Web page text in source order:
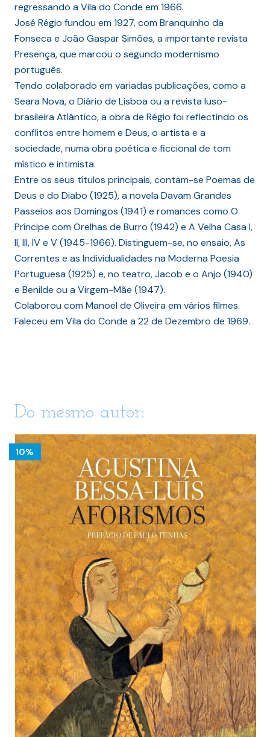
regressando a Vila do Conde em 1966.
José Régio fundou em 1927, com Branquinho da
Fonseca e João Gaspar Simões, a importante revista
Presença, que marcou o segundo modernismo
português.
Tendo colaborado em variadas publicações, como a
Seara Nova, o Diário de Lisboa ou a revista luso-
brasileira Atlântico, a obra de Régio foi reflectindo os
conflitos entre homem e Deus, o artista e a
sociedade, numa obra poética e ficcional de tom
místico e intimista.
Entre os seus títulos principais, contam-se Poemas de
Deus e do Diabo (1925), a novela Davam Grandes
Passeios aos Domingos (1941) e romances como O
Príncipe com Orelhas de Burro (1942) e A Velha Casa I,
II, III, IV e V (1945-1966). Distinguem-se, no ensaio, As
Correntes e as Individualidades na Moderna Poesia
Portuguesa (1925) e, no teatro, Jacob e o Anjo (1940)
e Benilde ou a Virgem-Mãe (1947).
Colaborou com Manoel de Oliveira em vários filmes.
Faleceu em Vila do Conde a 22 de Dezembro de 1969.
Do mesmo autor:
10%